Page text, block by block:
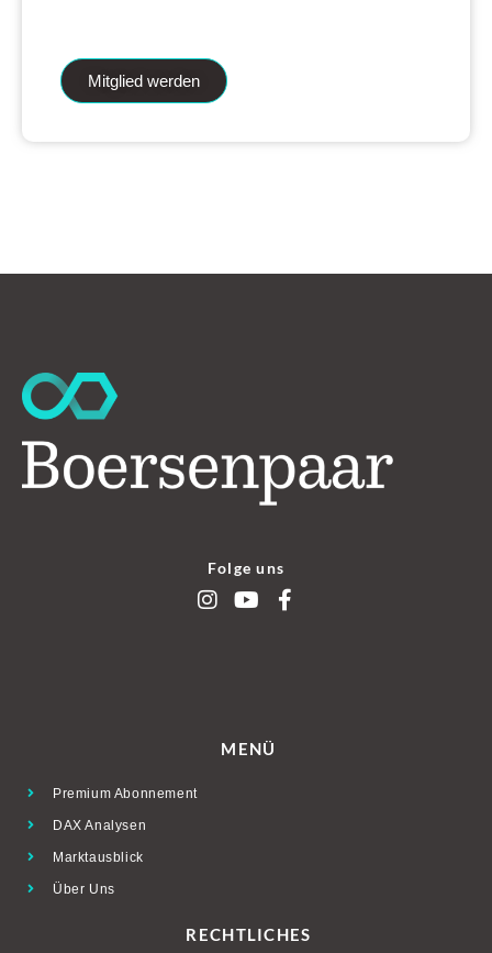
Mitglied werden
Folge uns
MENÜ
Premium Abonnement
DAX Analysen
Marktausblick
Über Uns
RECHTLICHES